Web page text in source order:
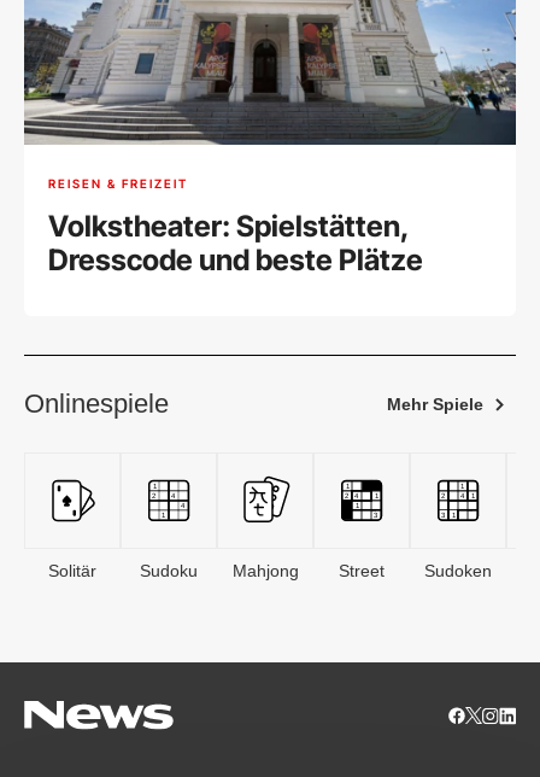
REISEN & FREIZEIT
Volkstheater: Spielstätten,
Dresscode und beste Plätze
Onlinespiele Mehr Spiele
Solitär Sudoku Mahjong Street Sudoken